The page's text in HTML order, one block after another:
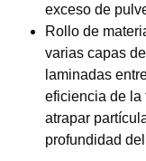
exceso de
Rollo de
varias capas
laminadas
eficiencia de la
atrapar
profundidad